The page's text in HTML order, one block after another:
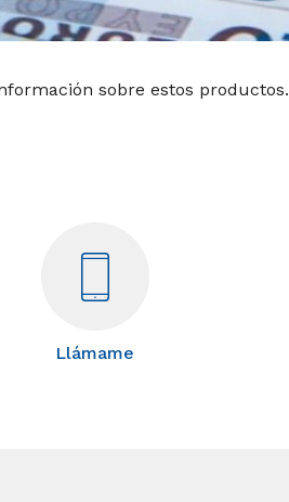
sobre estos productos.
Llámame